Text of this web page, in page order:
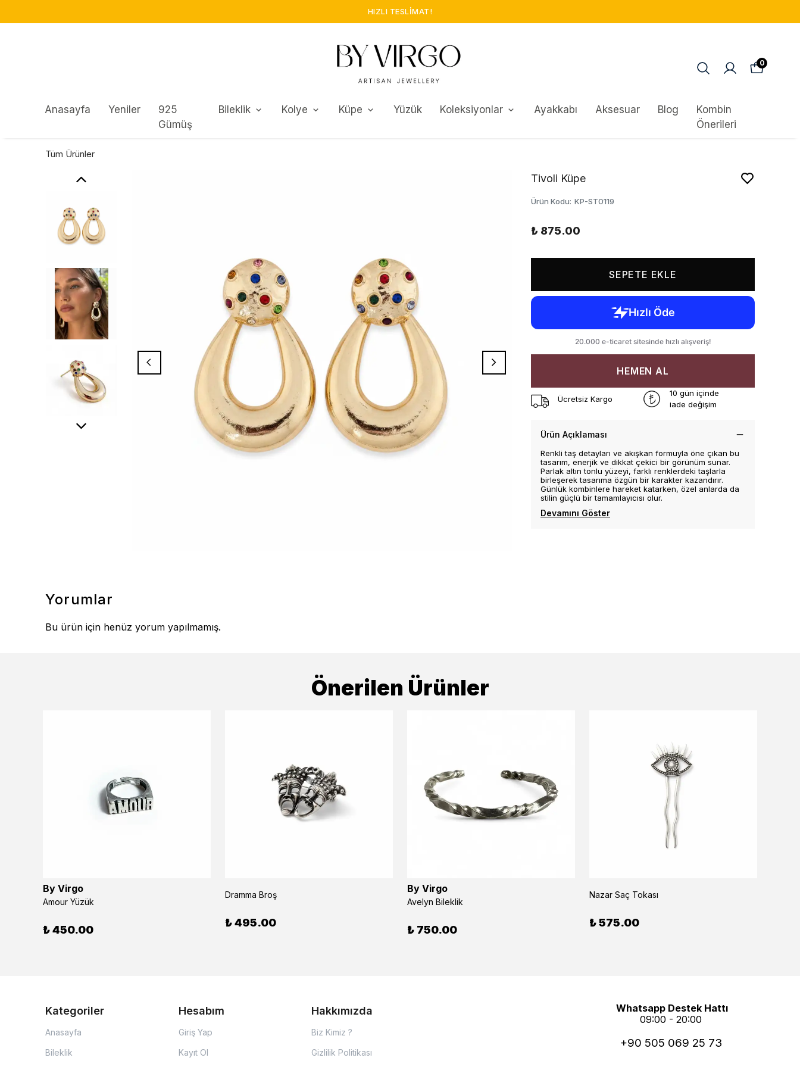
Anasayfa Yeniler
925
Gümüş
Bileklik Kolye Küpe Yüzük Koleksiyonlar Ayakkabı Aksesuar Blog
Kombin
Önerileri
0
Tüm Ürünler
Tivoli Küpe
Ürün Kodu: KP-ST0119
₺ 875.00
SEPETE EKLE
HEMEN AL
Ücretsiz Kargo
10 gün içinde
iade değişim
Ürün Açıklaması
Renkli taş detayları ve akışkan formuyla öne çıkan bu
tasarım, enerjik ve dikkat çekici bir görünüm sunar.
Parlak altın tonlu yüzeyi, farklı renklerdeki taşlarla
birleşerek tasarıma özgün bir karakter kazandırır.
Günlük kombinlere hareket katarken, özel anlarda da
stilin güçlü bir tamamlayıcısı olur.
Devamını Göster
Yorumlar
Bu ürün için henüz yorum yapılmamış.
Önerilen Ürünler
By Virgo
Amour Yüzük
₺ 450.00
Dramma Broş
₺ 495.00
By Virgo
Avelyn Bileklik
₺ 750.00
Nazar Saç Tokası
₺ 575.00
Kategoriler
Anasayfa
Bileklik
Hesabım
Giriş Yap
Kayıt Ol
Hakkımızda
Biz Kimiz ?
Gizlilik Politikası
Whatsapp Destek Hattı
09:00 - 20:00
+90 505 069 25 73